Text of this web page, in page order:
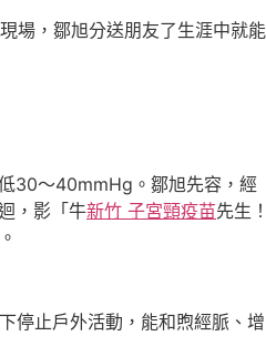
場，鄒旭分送朋友了生涯中就能
30～40mmHg。鄒旭先容，經
，影「牛新竹 子宮頸疫苗先生！
停止戶外活動，能和煦經脈、增